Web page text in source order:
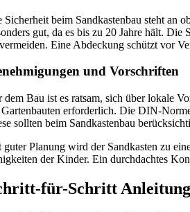
Sicherheit beim Sandkastenbau steht an
gut, da es bis zu 20 Jahre hält.
Eine Abdeckung schützt vor
und Vorschriften
dem Bau ist es ratsam, sich über lokale
erforderlich. Die DIN-
sollten beim Sandkastenbau
guter Planung wird der Sandkasten zu
der Kinder. Ein durchdachtes
für-Schritt